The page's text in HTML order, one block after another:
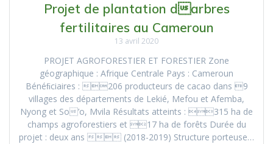
Projet de plantation darbres
fertilitaires au Cameroun
13 avril 2020
PROJET AGROFORESTIER ET FORESTIER Zone
géographique : Afrique Centrale Pays : Cameroun
Bénéﬁciaires : 206 producteurs de cacao dans 9
villages des départements de Lekié, Mefou et Afemba,
Nyong et So’o, Mvila Résultats atteints : 315 ha de
champs agroforestiers et 17 ha de forêts Durée du
projet : deux ans  (2018-2019) Structure porteuse…